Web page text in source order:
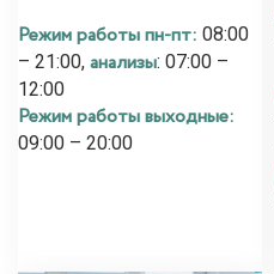
Режим работы пн-пт: 08:00
– 21:00, анализы: 07:00 –
12:00
Режим работы выходные:
09:00 – 20:00